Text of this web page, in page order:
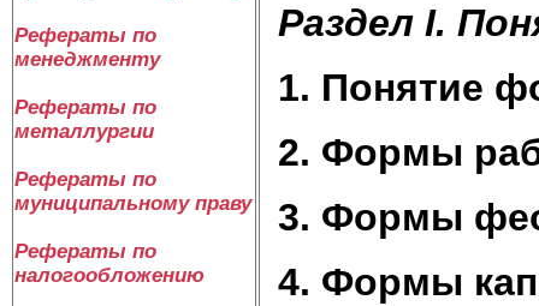
Рефераты по
менеджменту
Рефераты по
металлургии
Рефераты по
муниципальному праву
Рефераты по
налогообложению
Раздел I.
1. Понятие
2. Формы
3. Формы
4. Формы